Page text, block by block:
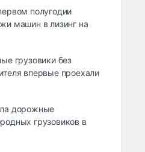
полугодии
машин в лизинг на
грузовики без
впервые проехали
дорожные
грузовиков в